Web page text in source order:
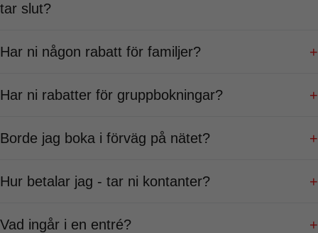
tar slut?
Har ni någon rabatt för familjer? +
Har ni rabatter för gruppbokningar? +
Borde jag boka i förväg på nätet? +
Hur betalar jag - tar ni kontanter? +
Vad ingår i en entré? +